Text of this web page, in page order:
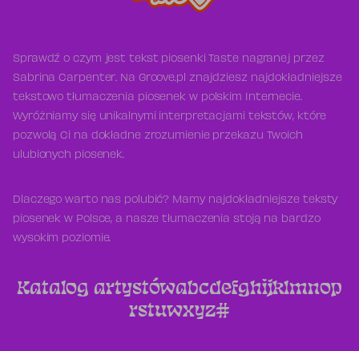
Sprawdź o czym jest tekst piosenki Taste nagranej przez
Sabrina Carpenter. Na Groove.pl znajdziesz najdokładniejsze
tekstowo tłumaczenia piosenek w polskim Internecie.
Wyróżniamy się unikalnymi interpretacjami tekstów, które
pozwolą Ci na dokładne zrozumienie przekazu Twoich
ulubionych piosenek.
Dlaczego warto nas polubić? Mamy najdokładniejsze teksty
piosenek w Polsce, a nasze tłumaczenia stoją na bardzo
wysokim poziomie.
Katalog artystówabcdefghijklmnop
rstuwxyz#